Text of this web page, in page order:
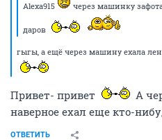
Alexa915
через машинку
даров
гыгы, а ещё через машину ехала
Привет- привет
А
наверное ехал еще кто-
ОТВЕТИТЬ